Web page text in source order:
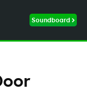
Soundboard